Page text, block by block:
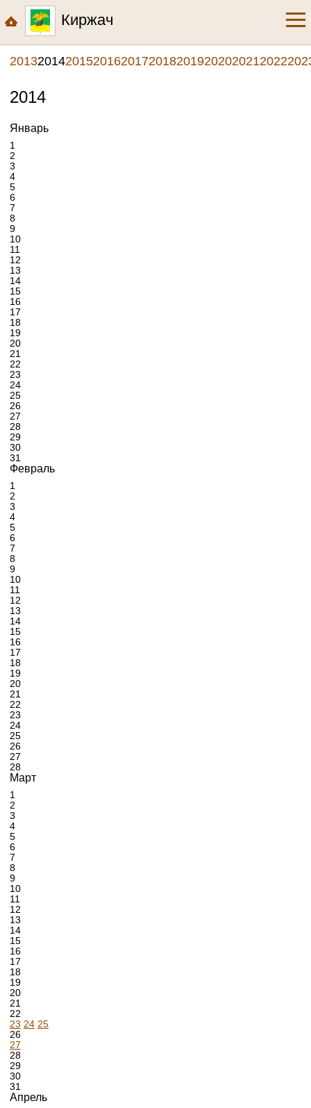
Киржач
2013201420152016201720182019202020212022
2014
Январь
1
2
3
4
5
6
7
8
9
10
11
12
13
14
15
16
17
18
19
20
21
22
23
24
25
26
27
28
29
30
31
Февраль
1
2
3
4
5
6
7
8
9
10
11
12
13
14
15
16
17
18
19
20
21
22
23
24
25
26
27
28
Март
1
2
3
4
5
6
7
8
9
10
11
12
13
14
15
16
17
18
19
20
21
22
23 24 25
26
27
28
29
30
31
Апрель